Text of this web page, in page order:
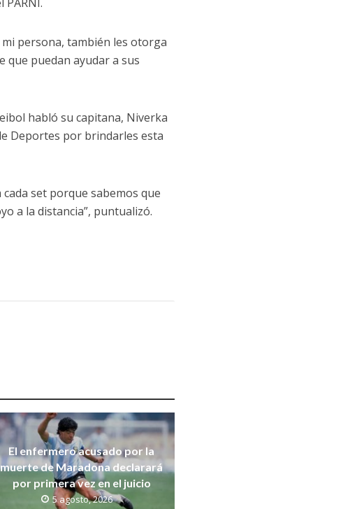
mi persona, también les otorga
que puedan ayudar a sus
habló su capitana, Niverka
Deportes por brindarles esta
set porque sabemos que
a la distancia”, puntualizó.
El enfermero acusado por la
muerte de Maradona declarará
por primera vez en el juicio
5 agosto, 2026